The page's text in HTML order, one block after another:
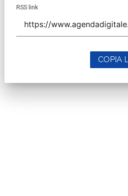
RSS link
COPIA